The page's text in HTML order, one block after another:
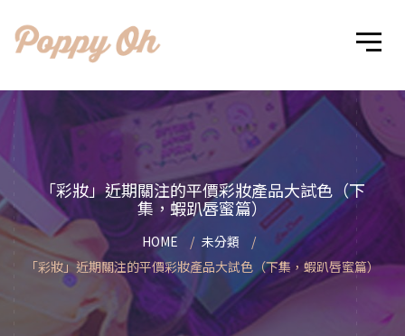
「彩妝」近期關注的平價彩妝產品大試色（下
集，蝦趴唇蜜篇）
HOME
未分類
「彩妝」近期關注的平價彩妝產品大試色（下集，蝦趴唇蜜篇）